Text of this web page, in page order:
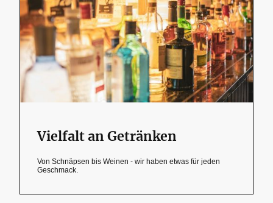
Vielfalt an Getränken
Von Schnäpsen bis Weinen - wir haben etwas für jeden
Geschmack.